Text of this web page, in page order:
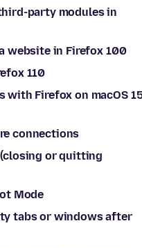
party modules in
website in Firefox 100
110
with Firefox on macOS
connections
or quitting
Mode
tabs or windows after